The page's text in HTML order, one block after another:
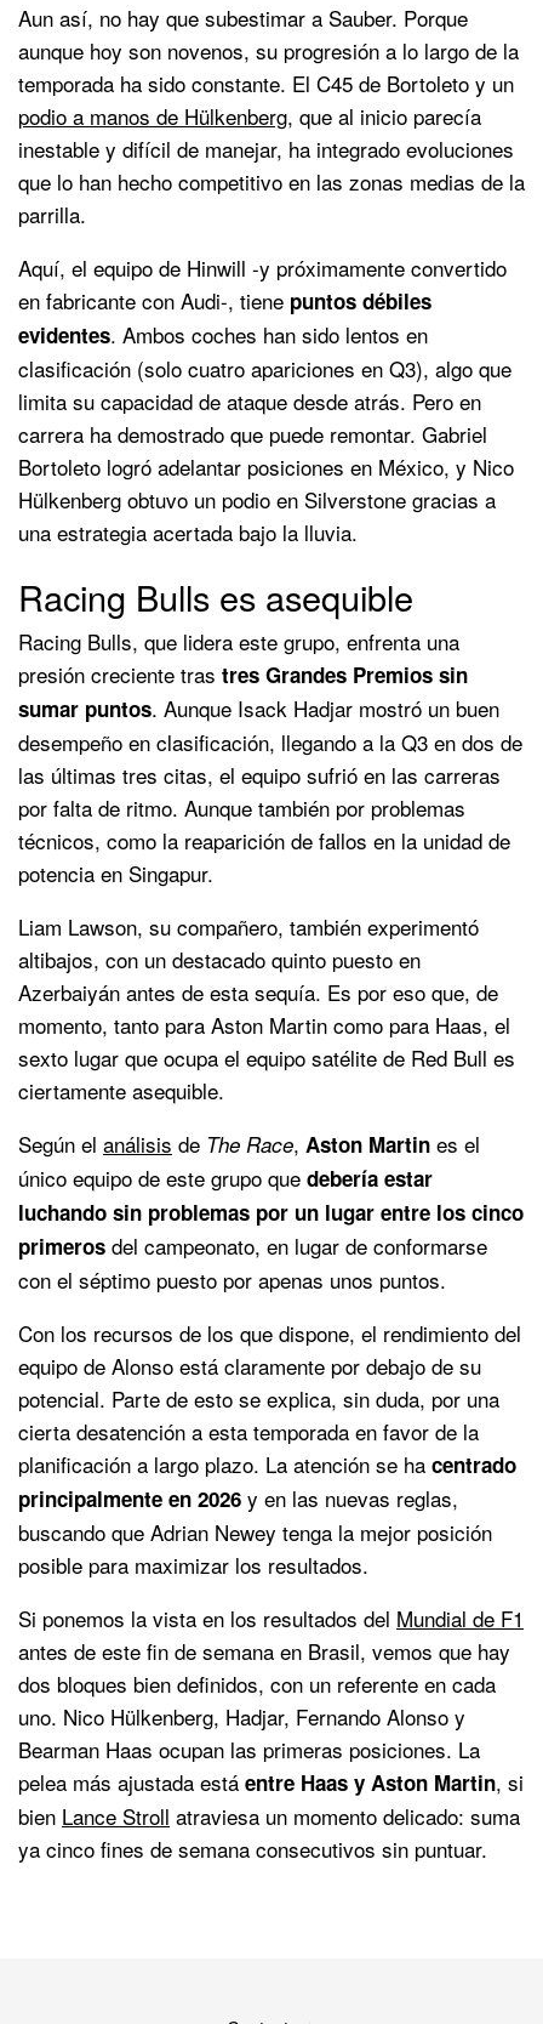
Aun así, no hay que subestimar a Sauber. Porque
aunque hoy son novenos, su progresión a lo largo de la
temporada ha sido constante. El C45 de Bortoleto y un
podio a manos de Hülkenberg, que al inicio parecía
inestable y difícil de manejar, ha integrado evoluciones
que lo han hecho competitivo en las zonas medias de la
parrilla.
Aquí, el equipo de Hinwill -y próximamente convertido
en fabricante con Audi-, tiene puntos débiles
evidentes. Ambos coches han sido lentos en
clasificación (solo cuatro apariciones en Q3), algo que
limita su capacidad de ataque desde atrás. Pero en
carrera ha demostrado que puede remontar. Gabriel
Bortoleto logró adelantar posiciones en México, y Nico
Hülkenberg obtuvo un podio en Silverstone gracias a
una estrategia acertada bajo la lluvia.
Racing Bulls es asequible
Racing Bulls, que lidera este grupo, enfrenta una
presión creciente tras tres Grandes Premios sin
sumar puntos. Aunque Isack Hadjar mostró un buen
desempeño en clasificación, llegando a la Q3 en dos de
las últimas tres citas, el equipo sufrió en las carreras
por falta de ritmo. Aunque también por problemas
técnicos, como la reaparición de fallos en la unidad de
potencia en Singapur.
Liam Lawson, su compañero, también experimentó
altibajos, con un destacado quinto puesto en
Azerbaiyán antes de esta sequía. Es por eso que, de
momento, tanto para Aston Martin como para Haas, el
sexto lugar que ocupa el equipo satélite de Red Bull es
ciertamente asequible.
Según el análisis de The Race, Aston Martin es el
único equipo de este grupo que debería estar
luchando sin problemas por un lugar entre los cinco
primeros del campeonato, en lugar de conformarse
con el séptimo puesto por apenas unos puntos.
Con los recursos de los que dispone, el rendimiento del
equipo de Alonso está claramente por debajo de su
potencial. Parte de esto se explica, sin duda, por una
cierta desatención a esta temporada en favor de la
planificación a largo plazo. La atención se ha centrado
principalmente en 2026 y en las nuevas reglas,
buscando que Adrian Newey tenga la mejor posición
posible para maximizar los resultados.
Si ponemos la vista en los resultados del Mundial de F1
antes de este fin de semana en Brasil, vemos que hay
dos bloques bien definidos, con un referente en cada
uno. Nico Hülkenberg, Hadjar, Fernando Alonso y
Bearman Haas ocupan las primeras posiciones. La
pelea más ajustada está entre Haas y Aston Martin, si
bien Lance Stroll atraviesa un momento delicado: suma
ya cinco fines de semana consecutivos sin puntuar.